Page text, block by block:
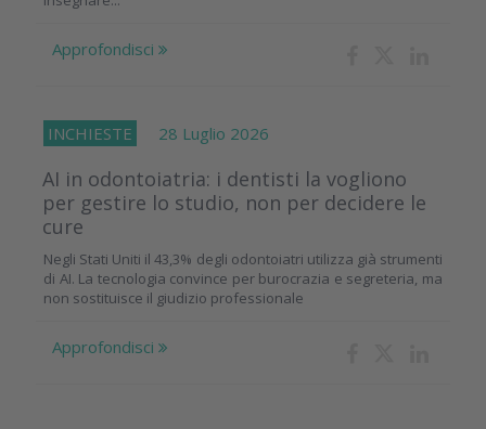
Approfondisci
INCHIESTE 28 Luglio 2026
AI in odontoiatria: i dentisti la vogliono
per gestire lo studio, non per decidere le
cure
Negli Stati Uniti il 43,3% degli odontoiatri utilizza già strumenti
di AI. La tecnologia convince per burocrazia e segreteria, ma
non sostituisce il giudizio professionale
Approfondisci